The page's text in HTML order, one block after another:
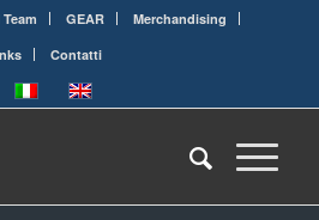
GEAR
Merchandising
Contatti